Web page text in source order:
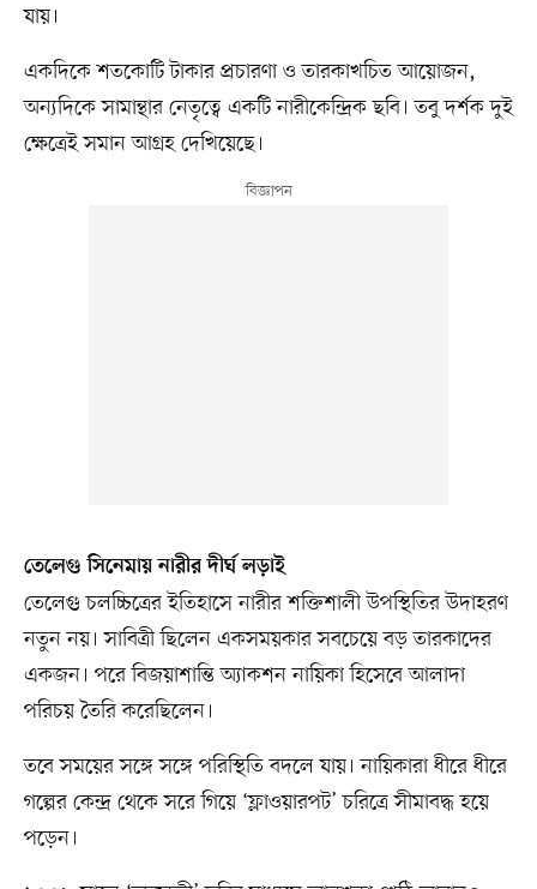
যায়।
একদিকে শতকোটি টাকার প্রচারণা ও তারকাখচিত আয়োজন,
অন্যদিকে সামান্থার নেতৃত্বে একটি নারীকেন্দ্রিক ছবি। তবু দর্শক দুই
ক্ষেত্রেই সমান আগ্রহ দেখিয়েছে।
তেলেগু সিনেমায় নারীর দীর্ঘ লড়াই
তেলেগু চলচ্চিত্রের ইতিহাসে নারীর শক্তিশালী উপস্থিতির উদাহরণ
নতুন নয়। সাবিত্রী ছিলেন একসময়কার সবচেয়ে বড় তারকাদের
একজন। পরে বিজয়াশান্তি অ্যাকশন নায়িকা হিসেবে আলাদা
পরিচয় তৈরি করেছিলেন।
তবে সময়ের সঙ্গে সঙ্গে পরিস্থিতি বদলে যায়। নায়িকারা ধীরে ধীরে
গল্পের কেন্দ্র থেকে সরে গিয়ে ‘ফ্লাওয়ারপট’ চরিত্রে সীমাবদ্ধ হয়ে
পড়েন।